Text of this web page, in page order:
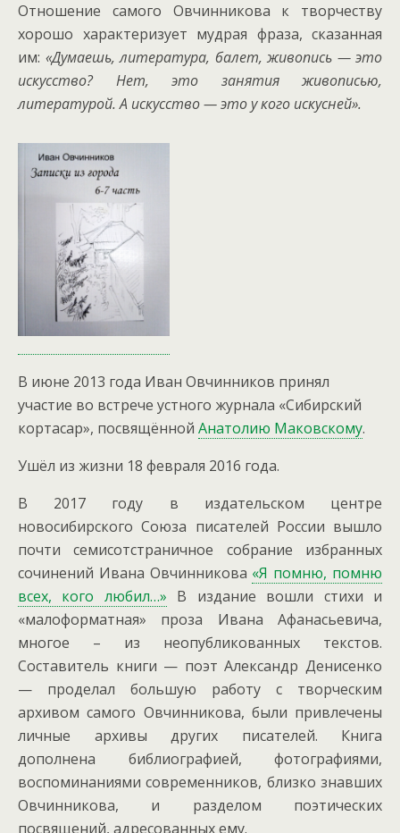
Отношение самого Овчинникова к творчеству
хорошо характеризует мудрая фраза, сказанная
им: «Думаешь, литература, балет, живопись — это
искусство? Нет, это занятия живописью,
литературой. А искусство — это у кого искусней».
В июне 2013 года Иван Овчинников принял
участие во встрече устного журнала «Сибирский
кортасар», посвящённой Анатолию Маковскому.
Ушёл из жизни 18 февраля 2016 года.
В 2017 году в издательском центре
новосибирского Союза писателей России вышло
почти семисотстраничное собрание избранных
сочинений Ивана Овчинникова «Я помню, помню
всех, кого любил…» В издание вошли стихи и
«малоформатная» проза Ивана Афанасьевича,
многое – из неопубликованных текстов.
Составитель книги — поэт Александр Денисенко
— проделал большую работу с творческим
архивом самого Овчинникова, были привлечены
личные архивы других писателей. Книга
дополнена библиографией, фотографиями,
воспоминаниями современников, близко знавших
Овчинникова, и разделом поэтических
посвящений, адресованных ему.